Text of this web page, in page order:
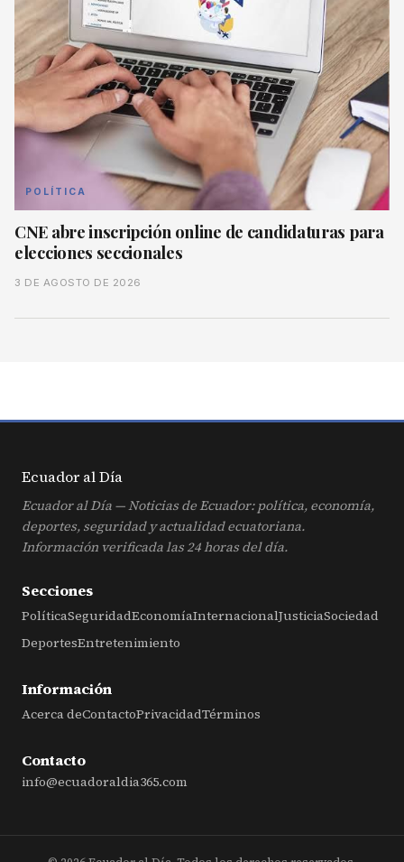
POLÍTICA
CNE abre inscripción online de candidaturas para
elecciones seccionales
3 DE AGOSTO DE 2026
Ecuador alDía
Ecuador al Día — Noticias de Ecuador: política, economía,
deportes, seguridad y actualidad ecuatoriana.
Información verificada las 24 horas del día.
Secciones
PolíticaSeguridadEconomíaInternacionalJusticiaSociedad
DeportesEntretenimiento
Información
Acerca deContactoPrivacidadTérminos
Contacto
info@ecuadoraldia365.com